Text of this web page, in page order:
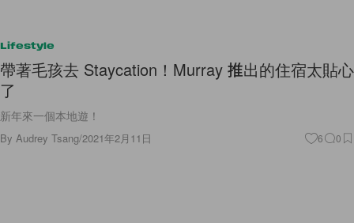
Lifestyle
帶著毛孩去 Staycation！Murray 推出的住宿太貼心
了
新年來一個本地遊！
By Audrey Tsang/2021年2月11日 6 0